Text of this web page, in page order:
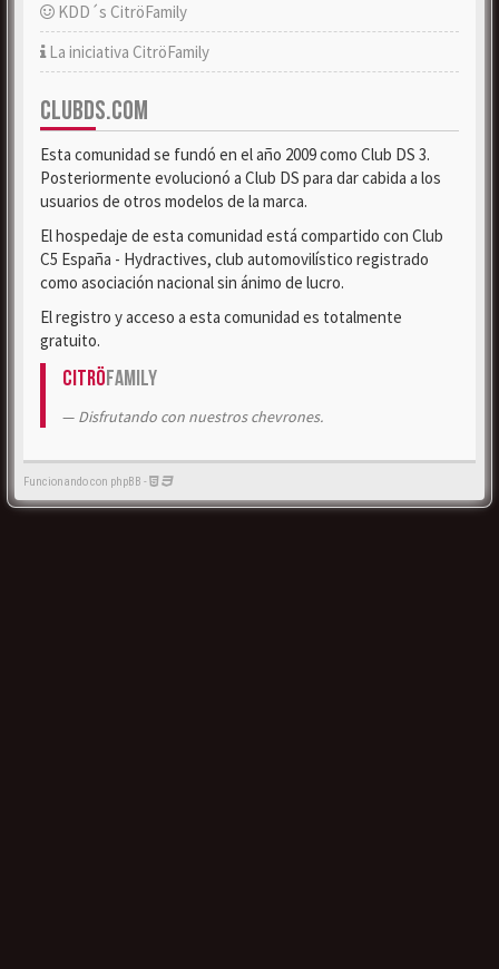
KDD´s CitröFamily
La iniciativa CitröFamily
CLUBDS.COM
Esta comunidad se fundó en el año 2009 como Club DS 3.
Posteriormente evolucionó a Club DS para dar cabida a los
usuarios de otros modelos de la marca.
El hospedaje de esta comunidad está compartido con Club
C5 España - Hydractives, club automovilístico registrado
como asociación nacional sin ánimo de lucro.
El registro y acceso a esta comunidad es totalmente
gratuito.
CitröFamily
Disfrutando con nuestros chevrones.
Funcionando con phpBB -